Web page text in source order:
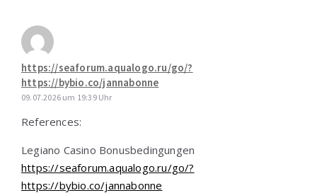
https://seaforum.aqualogo.ru/go/?
https://bybio.co/jannabonne
09.07.2026 um 19:39 Uhr
References:
Legiano Casino Bonusbedingungen
https://seaforum.aqualogo.ru/go/?
https://bybio.co/jannabonne